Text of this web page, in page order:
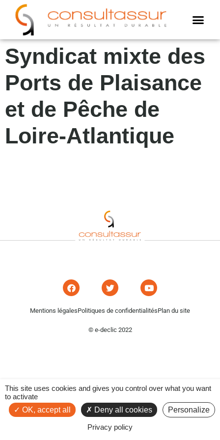
Syndicat mixte des
Ports de Plaisance
et de Pêche de
Loire-Atlantique
Mentions légalesPolitiques de confidentialitésPlan du site
© e-declic 2022
Cookies management panel
This site uses cookies and gives you control over what you want
to activate
OK, accept all
Deny all cookies Personalize
Privacy policy